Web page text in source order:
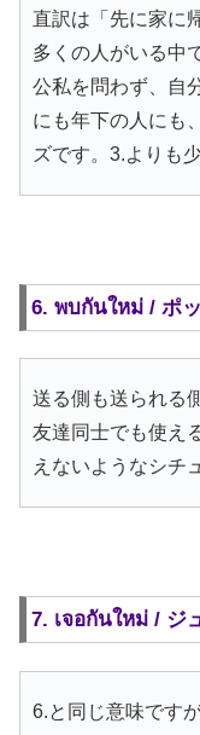
直訳は「先に家に
多くの人がいる中
公私を問わず、自
にも年下の人にも
ズです。3.よりも
6. พบกันใหม่ / ポ
送る側も送られる
友達同士でも使え
えないようなシチ
7. เจอกันใหม่ / ジ
6.と同じ意味です